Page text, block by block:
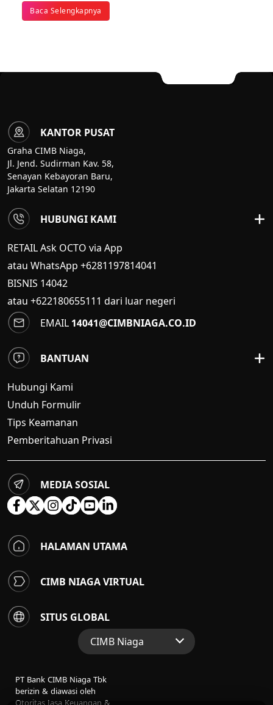
Baca Selengkapnya
KANTOR PUSAT
Graha CIMB Niaga,
Jl. Jend. Sudirman Kav. 58,
Senayan Kebayoran Baru,
Jakarta Selatan 12190
HUBUNGI KAMI
RETAIL Ask OCTO via App
atau WhatsApp +6281197814041
BISNIS 14042
atau +622180655111 dari luar negeri
EMAIL 14041@CIMBNIAGA.CO.ID
BANTUAN
Hubungi Kami
Unduh Formulir
Tips Keamanan
Pemberitahuan Privasi
MEDIA SOSIAL
HALAMAN UTAMA
CIMB NIAGA VIRTUAL
SITUS GLOBAL
CIMB Niaga
Perbankan Konsumen
Perbankan Syariah
PT Bank CIMB Niaga Tbk
berizin & diawasi oleh
Otoritas Jasa Keuangan &